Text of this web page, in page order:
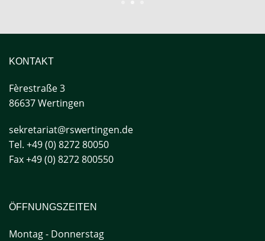
KONTAKT
Fèrestraße3
86637 Wertingen
sekretariat@rswertingen.de
Tel. +49 (0) 8272 80050
Fax +49 (0) 8272 800550
ÖFFNUNGSZEITEN
Montag - Donnerstag